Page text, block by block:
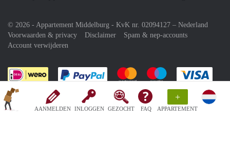
AANMELDEN INLOGGEN GEZOCHT FAQ
+
APPARTEMENT
© 2026 - Appartement Middelburg - KvK nr. 02094127 – Nederland
Voorwaarden & privacy
Disclaimer
Spam & nep-accounts
Account verwijderen
Je rekent gemakkelijk af met Paypal
Je rekent gemakkelijk af met
Je rekent